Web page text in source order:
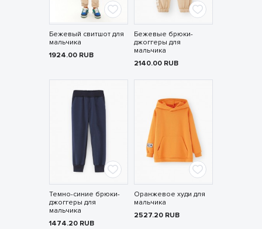
Бежевый свитшот для
мальчика
1924.00 RUB
Бежевые брюки-
джоггеры для
мальчика
2140.00 RUB
Темно-синие брюки-
джоггеры для
мальчика
1474.20 RUB
Оранжевое худи для
мальчика
2527.20 RUB